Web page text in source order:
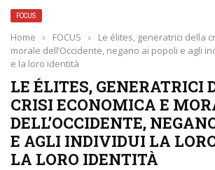
FOCUS
Home › FOCUS ›
Le élites, generatrici della
morale dell’Occidente, negano ai popoli e agli
e la loro identità
LE ÉLITES, GENERATRICI
CRISI ECONOMICA E
DELL’OCCIDENTE,
E AGLI INDIVIDUI LA
LA LORO IDENTITÀ